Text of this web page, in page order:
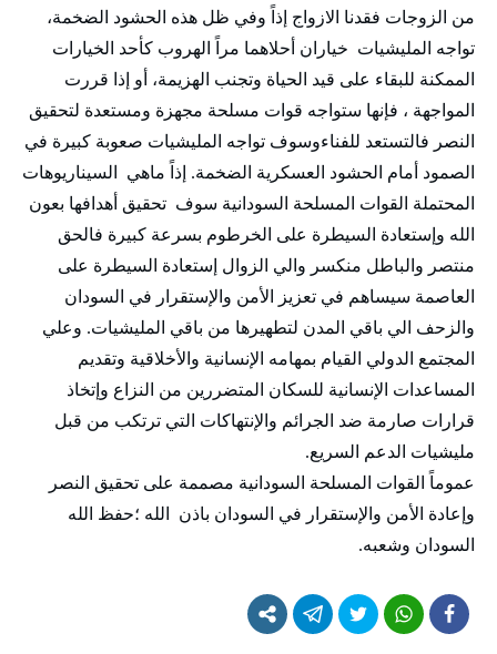
من الزوجات فقدنا الازواج إذاً وفي ظل هذه الحشود الضخمة،
تواجه المليشيات خياران أحلاهما مراً الهروب كأحد الخيارات
الممكنة للبقاء على قيد الحياة وتجنب الهزيمة، أو إذا قررت
المواجهة ، فإنها ستواجه قوات مسلحة مجهزة ومستعدة لتحقيق
النصر فالتستعد للفناءوسوف تواجه المليشيات صعوبة كبيرة في
الصمود أمام الحشود العسكرية الضخمة. إذاً ماهي السيناريوهات
المحتملة القوات المسلحة السودانية سوف تحقيق أهدافها بعون
الله وإستعادة السيطرة على الخرطوم بسرعة كبيرة فالحق
منتصر والباطل منكسر والي الزوال إستعادة السيطرة على
العاصمة سيساهم في تعزيز الأمن والإستقرار في السودان
والزحف الي باقي المدن لتطهيرها من باقي المليشيات. وعلي
المجتمع الدولي القيام بمهامه الإنسانية والأخلاقية وتقديم
المساعدات الإنسانية للسكان المتضررين من النزاع وإتخاذ
قرارات صارمة ضد الجرائم والإنتهاكات التي ترتكب من قبل
مليشيات الدعم السريع.
عموماً القوات المسلحة السودانية مصممة على تحقيق النصر
وإعادة الأمن والإستقرار في السودان باذن الله ؛حفظ الله
السودان وشعبه.